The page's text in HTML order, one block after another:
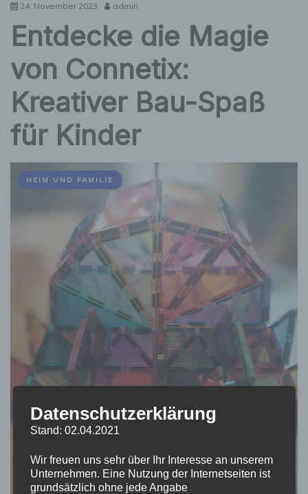
Intimität
24. November 2023 admin
Entdecke die Magie
von Connetix:
Kreativer Bau-Spaß
für Kinder
HEIM UND FAMILIE
Datenschutzerklärung
Stand: 02.04.2021
Wir freuen uns sehr über Ihr Interesse an unserem
Unternehmen. Eine Nutzung der Internetseiten ist
grundsätzlich ohne jede Angabe